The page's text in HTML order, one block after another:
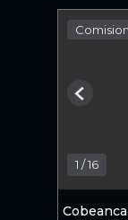
1 /16
Previous